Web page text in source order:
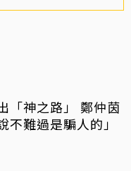
「神之路」 鄭仲茵
不難過是騙人的」